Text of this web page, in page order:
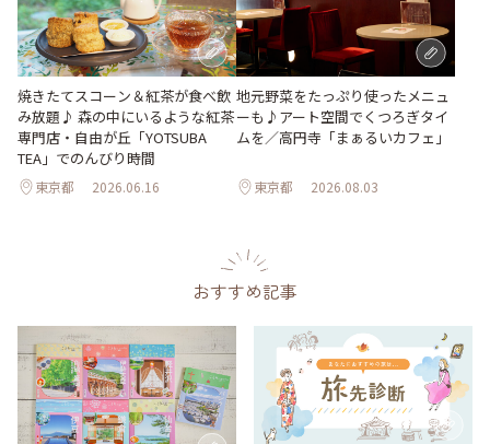
焼きたてスコーン＆紅茶が食べ飲
み放題♪ 森の中にいるような紅茶
専門店・自由が丘「YOTSUBA
TEA」でのんびり時間
東京都 2026.06.16
地元野菜をたっぷり使ったメニュ
ーも♪アート空間でくつろぎタイ
ムを／高円寺「まぁるいカフェ」
東京都 2026.08.03
おすすめ記事